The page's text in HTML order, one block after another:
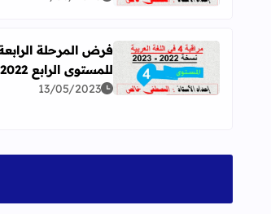
اقرأ المزيد عن فرض المرحلة الرابعة
فرض المرحلة
للمستوى الرابع 2022_2023
13/05/2023